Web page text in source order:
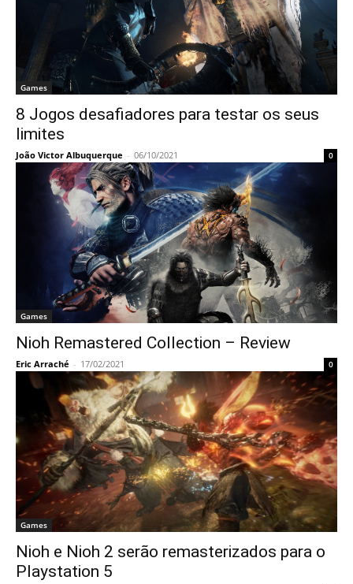
Games
8 Jogos desafiadores para testar os seus
limites
João Victor Albuquerque - 06/10/2021 0
Games
Nioh Remastered Collection – Review
Eric Arraché - 17/02/2021 0
Games
Nioh e Nioh 2 serão remasterizados para o
Playstation 5